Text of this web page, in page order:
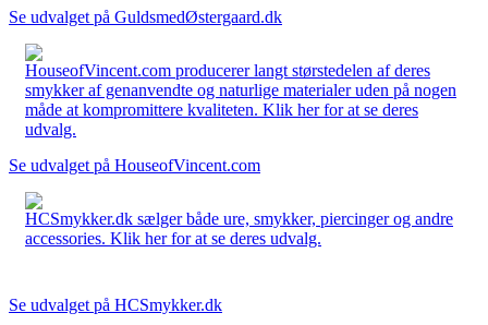
Se udvalget på GuldsmedØstergaard.dk
HouseofVincent.com producerer langt størstedelen af deres
smykker af genanvendte og naturlige materialer uden på nogen
måde at kompromittere kvaliteten. Klik her for at se deres
udvalg.
Se udvalget på HouseofVincent.com
HCSmykker.dk sælger både ure, smykker, piercinger og andre
accessories. Klik her for at se deres udvalg.
Se udvalget på HCSmykker.dk